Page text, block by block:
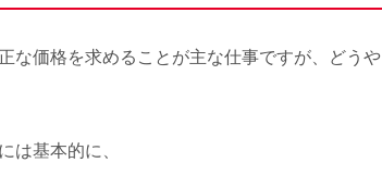
な価格を求めることが主な仕事ですが、どうや
は基本的に、